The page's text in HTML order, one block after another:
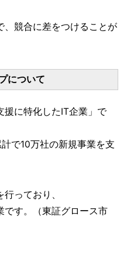
、競合に差をつけることが
について
援に特化したIT企業」で
で10万社の新規事業を支
っており、
です。（東証グロース市